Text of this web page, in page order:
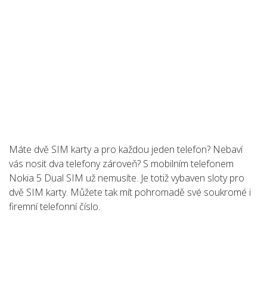
Máte dvě SIM karty a pro každou jeden telefon? Nebaví
vás nosit dva telefony zároveň? S mobilním telefonem
Nokia 5 Dual SIM už nemusíte. Je totiž vybaven sloty pro
dvě SIM karty. Můžete tak mít pohromadě své soukromé i
firemní telefonní číslo.